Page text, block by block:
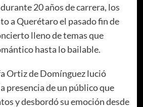
20 años de carrera, los
a Querétaro el pasado fin de
lleno de temas que
hasta lo bailable.
Ortiz de Domínguez lució
presencia de un público que
y desbordó su emoción desde